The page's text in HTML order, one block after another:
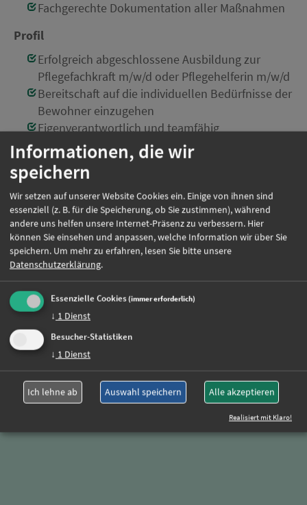
Fachgerechte Dokumentation aller Maßnahmen
Profil
Erfolgreich abgeschlossene Ausbildung zur
Pflegefachkraft m/w/d oder Pflegehelferin m/w/d
Bereitschaft auf die individuellen Bedürfnisse der
Bewohner einzugehen
Eigenverantwortlich und teamfähig
Einsatzort:München
Beschäftigungsart:
Jetzt online bewerben
Weitere Jobs
Oder rufen Sie uns einfach an:
+49 (0)89 590 68 65-0
Informationen, die wir
speichern
Wir setzen auf unserer Website Cookies ein. Einige von ihnen sind
essenziell (z. B. für die Speicherung, ob Sie zustimmen), während
andere uns helfen unsere Internet-Präsenz zu verbessern. Hier
können Sie einsehen und anpassen, welche Information wir über Sie
speichern. Um mehr zu erfahren, lesen Sie bitte unsere
Datenschutzerklärung.
Essenzielle Cookies(immer erforderlich)
↓ 1 Dienst
Besucher-Statistiken
↓ 1 Dienst
Ich lehne ab Auswahl speichern Alle akzeptieren
Realisiert mit Klaro!